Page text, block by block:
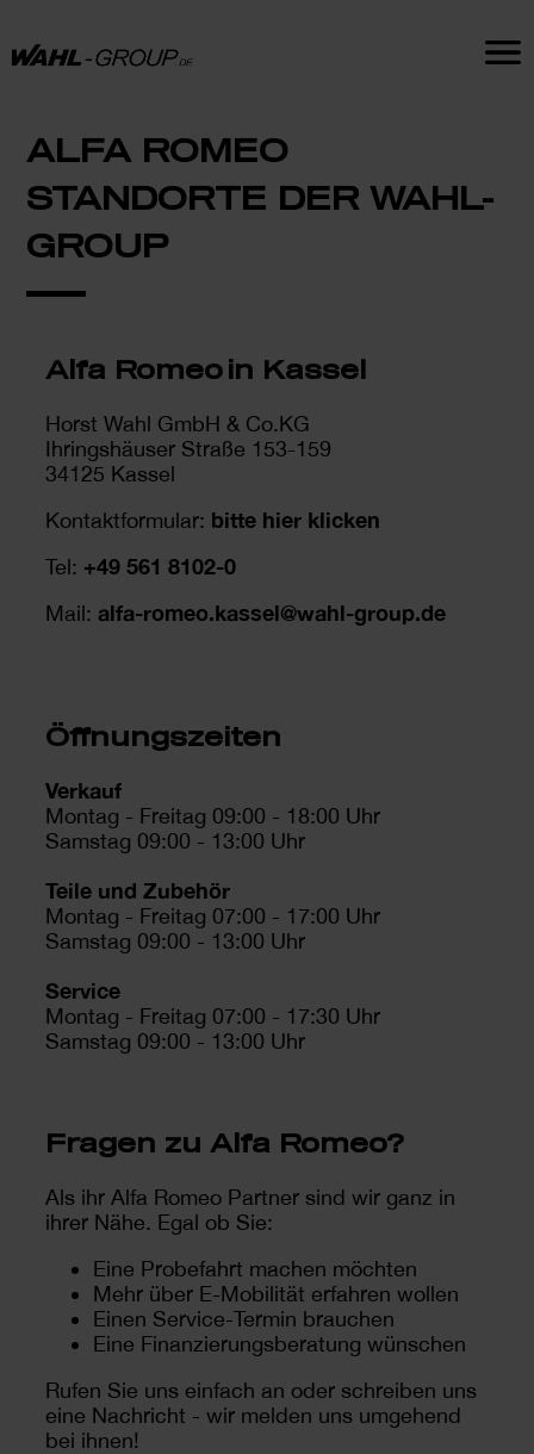
ALFA ROMEO
STANDORTE DER WAHL-
GROUP
Alfa Romeo in Kassel
Horst Wahl GmbH & Co.KG
Ihringshäuser Straße 153-159
34125 Kassel
Kontaktformular: bitte hier klicken
Tel: +49 561 8102-0
Mail:alfa-romeo.kassel@wahl-group.de
Öffnungszeiten
Verkauf
Montag - Freitag 09:00 - 18:00 Uhr
Samstag 09:00 - 13:00 Uhr
Teile und Zubehör
Montag - Freitag 07:00 - 17:00 Uhr
Samstag 09:00 - 13:00 Uhr
Service
Montag - Freitag 07:00 - 17:30 Uhr
Samstag 09:00 - 13:00 Uhr
Fragen zu Alfa Romeo?
Als ihr Alfa Romeo Partner sind wir ganz in
ihrer Nähe. Egal ob Sie:
Eine Probefahrt machen möchten
Mehr über E-Mobilität erfahren wollen
Einen Service-Termin brauchen
Eine Finanzierungsberatung wünschen
Rufen Sie uns einfach an oder schreiben uns
eine Nachricht - wir melden uns umgehend
bei ihnen!